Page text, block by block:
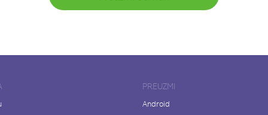
PREUZMI
Android